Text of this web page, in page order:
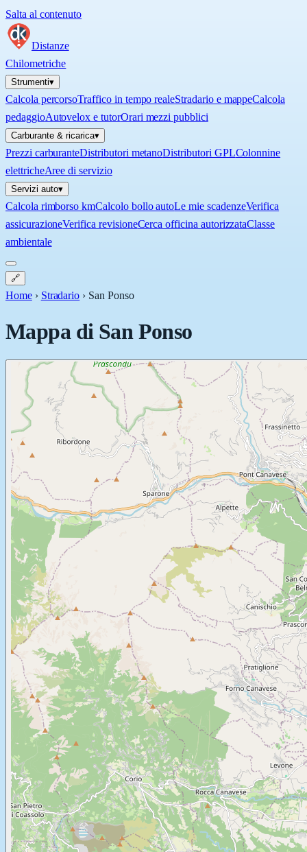
Salta al contenuto
Distanze
Chilometriche
Strumenti▾
Calcola percorsoTraffico in tempo realeStradario e mappeCalcola
pedaggioAutovelox e tutorOrari mezzi pubblici
Carburante & ricarica▾
Prezzi carburanteDistributori metanoDistributori GPLColonnine
elettricheAree di servizio
Servizi auto▾
Calcola rimborso kmCalcolo bollo autoLe mie scadenzeVerifica
assicurazioneVerifica revisioneCerca officina autorizzataClasse
ambientale
🔗
Home › Stradario › San Ponso
Mappa di San Ponso